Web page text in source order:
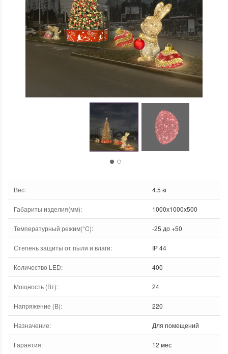
Вес: 4.5 кг
Габариты изделия(мм): 1000х1000х500
Температурный режим(°C): -25 до +50
Степень защиты от пыли и влаги: IP 44
Количество LED: 400
Мощность (Вт): 24
Напряжение (В): 220
Назначение: Для помещений
Гарантия: 12 мес